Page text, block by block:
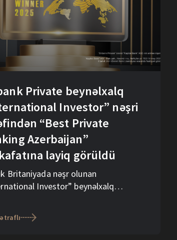
Private beynəlxalq
Investor” nəşri
“Best Private
Azerbaijan”
layiq görüldü
Britaniyada nəşr olunan
Investor” beynəlxalq
və performans üzrə dünyanın aparıcı
yer aldığı jurnallardan biridir.